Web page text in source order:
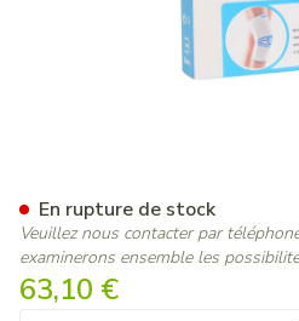
63,10 €
En rupture de stock
Veuillez nous contacter par
examinerons ensemble les